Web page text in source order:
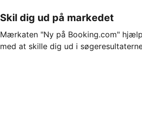
Skil dig ud på markedet
Mærkaten "Ny på Booking.com"
med at skille dig ud i